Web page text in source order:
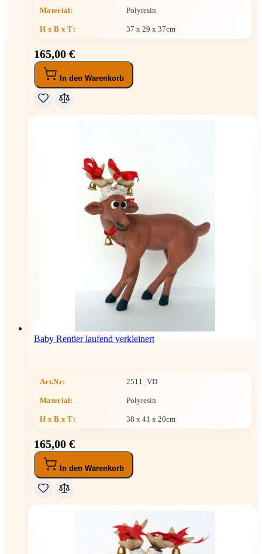
Material: Polyresin
H x B x T: 37 x 29 x 37cm
165,00 €
In den Warenkorb
Baby Rentier laufend verkleinert
Art.Nr: 2511_VD
Material: Polyresin
H x B x T: 38 x 41 x 20cm
165,00 €
In den Warenkorb